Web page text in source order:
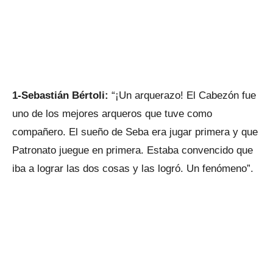
1-Sebastián Bértoli: “¡Un arquerazo! El Cabezón fue
uno de los mejores arqueros que tuve como
compañero. El sueño de Seba era jugar primera y que
Patronato juegue en primera. Estaba convencido que
iba a lograr las dos cosas y las logró. Un fenómeno”.